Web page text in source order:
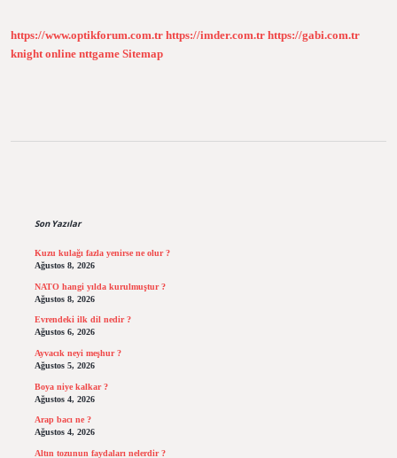
https://www.optikforum.com.tr https://imder.com.tr https://gabi.com.tr
knight online nttgame Sitemap
Son Yazılar
Kuzu kulağı fazla yenirse ne olur ?
Ağustos 8, 2026
NATO hangi yılda kurulmuştur ?
Ağustos 8, 2026
Evrendeki ilk dil nedir ?
Ağustos 6, 2026
Ayvacık neyi meşhur ?
Ağustos 5, 2026
Boya niye kalkar ?
Ağustos 4, 2026
Arap bacı ne ?
Ağustos 4, 2026
Altın tozunun faydaları nelerdir ?